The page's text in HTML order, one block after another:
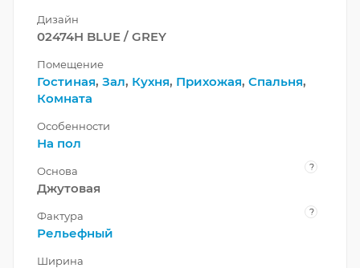
Дизайн
02474H BLUE / GREY
Помещение
Гостиная, Зал, Кухня, Прихожая, Спальня,
Комната
Особенности
На пол
Основа ?
Джутовая
Фактура ?
Рельефный
Ширина